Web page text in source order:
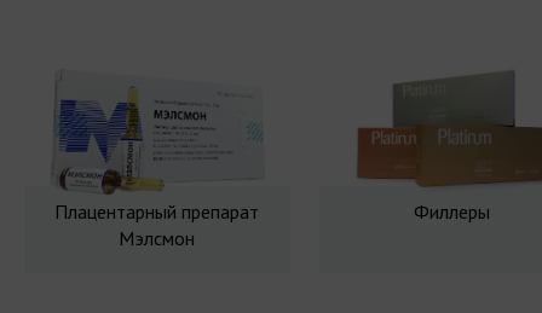
Плацентарный препарат
Мэлсмон
Филлеры